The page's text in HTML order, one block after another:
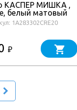
КАСПЕР МИШКА ,
белый матовый
1A283302CRE20
₽